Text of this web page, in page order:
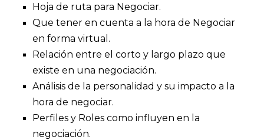
Hoja de ruta para Negociar.
Que tener en cuenta a la hora de Negociar
en forma virtual.
Relación entre el corto y largo plazo que
existe en una negociación.
Análisis de la personalidad y su impacto a la
hora de negociar.
Perfiles y Roles como influyen en la
negociación.